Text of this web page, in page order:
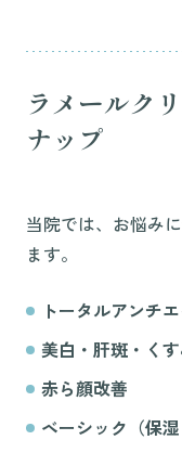
ラメールク
ナップ
当院では、お悩み
ます。
トータルアンチ
美白・肝斑・く
赤ら顔改善
ベーシック（保湿